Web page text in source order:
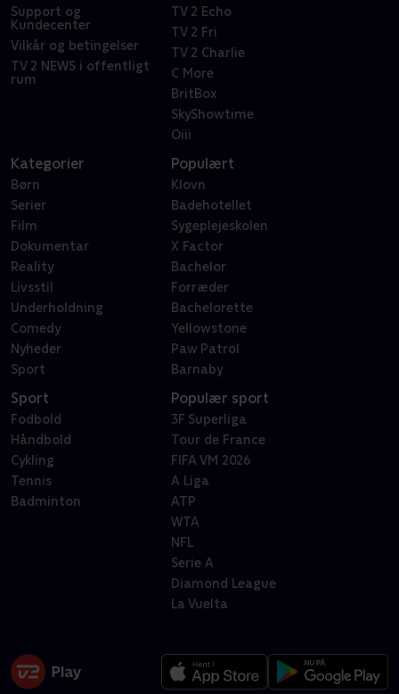
Support og
Kundecenter
Vilkår og betingelser
TV 2 NEWS i offentligt
rum
TV 2 Echo
TV 2 Fri
TV 2 Charlie
C More
BritBox
SkyShowtime
Oiii
Kategorier
Børn
Serier
Film
Dokumentar
Reality
Livsstil
Underholdning
Comedy
Nyheder
Sport
Populært
Klovn
Badehotellet
Sygeplejeskolen
X Factor
Bachelor
Forræder
Bachelorette
Yellowstone
Paw Patrol
Barnaby
Sport
Fodbold
Håndbold
Cykling
Tennis
Badminton
Populær sport
3F Superliga
Tour de France
FIFA VM 2026
A Liga
ATP
WTA
NFL
Serie A
Diamond League
La Vuelta